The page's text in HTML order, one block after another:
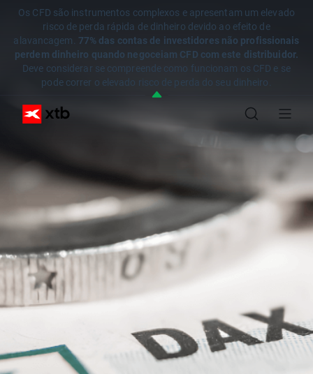
Os CFD são instrumentos complexos e apresentam um elevado
risco de perda rápida de dinheiro devido ao efeito de
alavancagem. 77% das contas de investidores não profissionais
perdem dinheiro quando negoceiam CFD com este distribuidor.
Deve considerar se compreende como funcionam os CFD e se
pode correr o elevado risco de perda do seu dinheiro.